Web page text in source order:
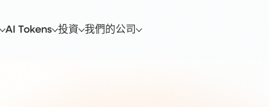
AI Tokens 投資 我們的公司